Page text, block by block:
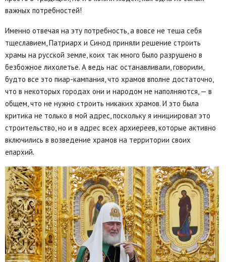
важных потребностей!
Именно отвечая на эту потребность, а вовсе не теша себя
тщеславием, Патриарх и Синод приняли решение строить
храмы на русской земле, коих так много было разрушено в
безбожное лихолетье. А ведь нас останавливали, говорили,
будто все это пиар-кампания, что храмов вполне достаточно,
что в некоторых городах они и народом не наполняются, — в
общем, что не нужно строить никаких храмов. И это была
критика не только в мой адрес, поскольку я инициировал это
строительство, но и в адрес всех архиереев, которые активно
включились в возведение храмов на территории своих
епархий.